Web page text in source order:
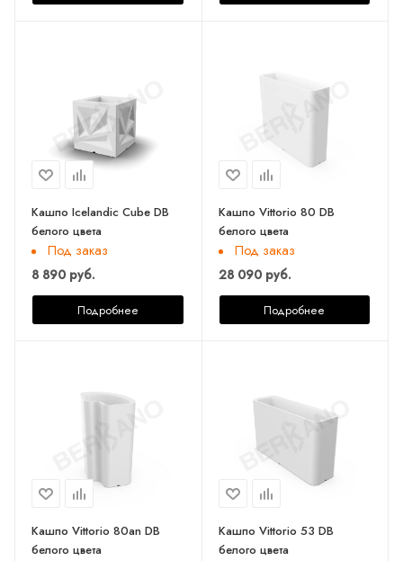
Кашпо Icelandic Cube DB
белого цвета
Под заказ
8 890 руб.
Подробнее
Кашпо Vittorio 80 DB
белого цвета
Под заказ
28 090 руб.
Подробнее
Кашпо Vittorio 80an DB
белого цвета
Кашпо Vittorio 53 DB
белого цвета